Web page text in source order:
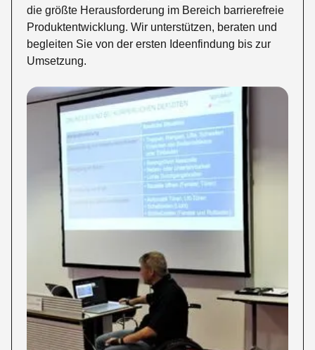
die größte Herausforderung im Bereich barrierefreie
Produktentwicklung. Wir unterstützen, beraten und
begleiten Sie von der ersten Ideenfindung bis zur
Umsetzung.